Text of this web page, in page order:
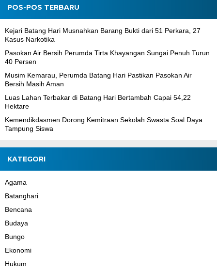
POS-POS TERBARU
Kejari Batang Hari Musnahkan Barang Bukti dari 51 Perkara, 27
Kasus Narkotika
Pasokan Air Bersih Perumda Tirta Khayangan Sungai Penuh Turun
40 Persen
Musim Kemarau, Perumda Batang Hari Pastikan Pasokan Air
Bersih Masih Aman
Luas Lahan Terbakar di Batang Hari Bertambah Capai 54,22
Hektare
Kemendikdasmen Dorong Kemitraan Sekolah Swasta Soal Daya
Tampung Siswa
KATEGORI
Agama
Batanghari
Bencana
Budaya
Bungo
Ekonomi
Hukum